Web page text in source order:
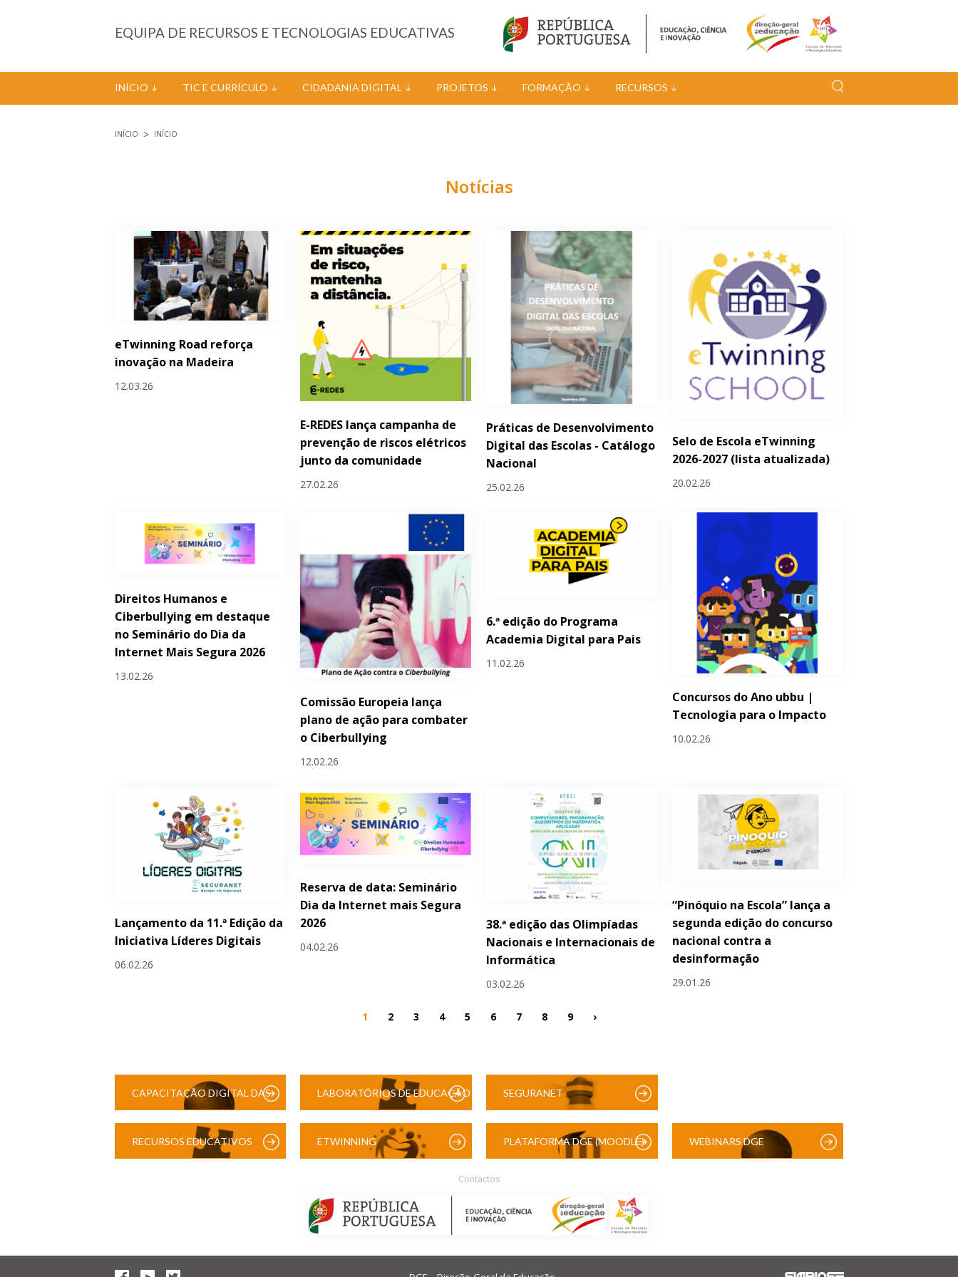
EQUIPA DE RECURSOS E TECNOLOGIAS EDUCATIVAS
INÍCIO TIC E CURRÍCULO CIDADANIA DIGITAL PROJETOS FORMAÇÃO RECURSOS
INÍCIO INÍCIO
Notícias
eTwinning Road reforça
inovação na Madeira
12.03.26
E-REDES lança campanha de
prevenção de riscos elétricos
junto da comunidade
27.02.26
Práticas de Desenvolvimento
Digital das Escolas - Catálogo
Nacional
25.02.26
Selo de Escola eTwinning
2026-2027 (lista atualizada)
20.02.26
Direitos Humanos e
Ciberbullying em destaque
no Seminário do Dia da
Internet Mais Segura 2026
13.02.26
Comissão Europeia lança
plano de ação para combater
o Ciberbullying
12.02.26
6.ª edição do Programa
Academia Digital para Pais
11.02.26
Concursos do Ano ubbu |
Tecnologia para o Impacto
10.02.26
Lançamento da 11.ª Edição da
Iniciativa Líderes Digitais
06.02.26
Reserva de data: Seminário
Dia da Internet mais Segura
2026
04.02.26
38.ª edição das Olimpíadas
Nacionais e Internacionais de
Informática
03.02.26
“Pinóquio na Escola” lança a
segunda edição do concurso
nacional contra a
desinformação
29.01.26
Páginas
1 2 3 4 5 6 7 8 9 ›
CAPACITAÇÃO DIGITAL DAS LABORATÓRIOS DE EDUCAÇÃO SEGURANET
RECURSOS EDUCATIVOS ETWINNING PLATAFORMA DGE (MOODLE) WEBINARS DGE
Contactos